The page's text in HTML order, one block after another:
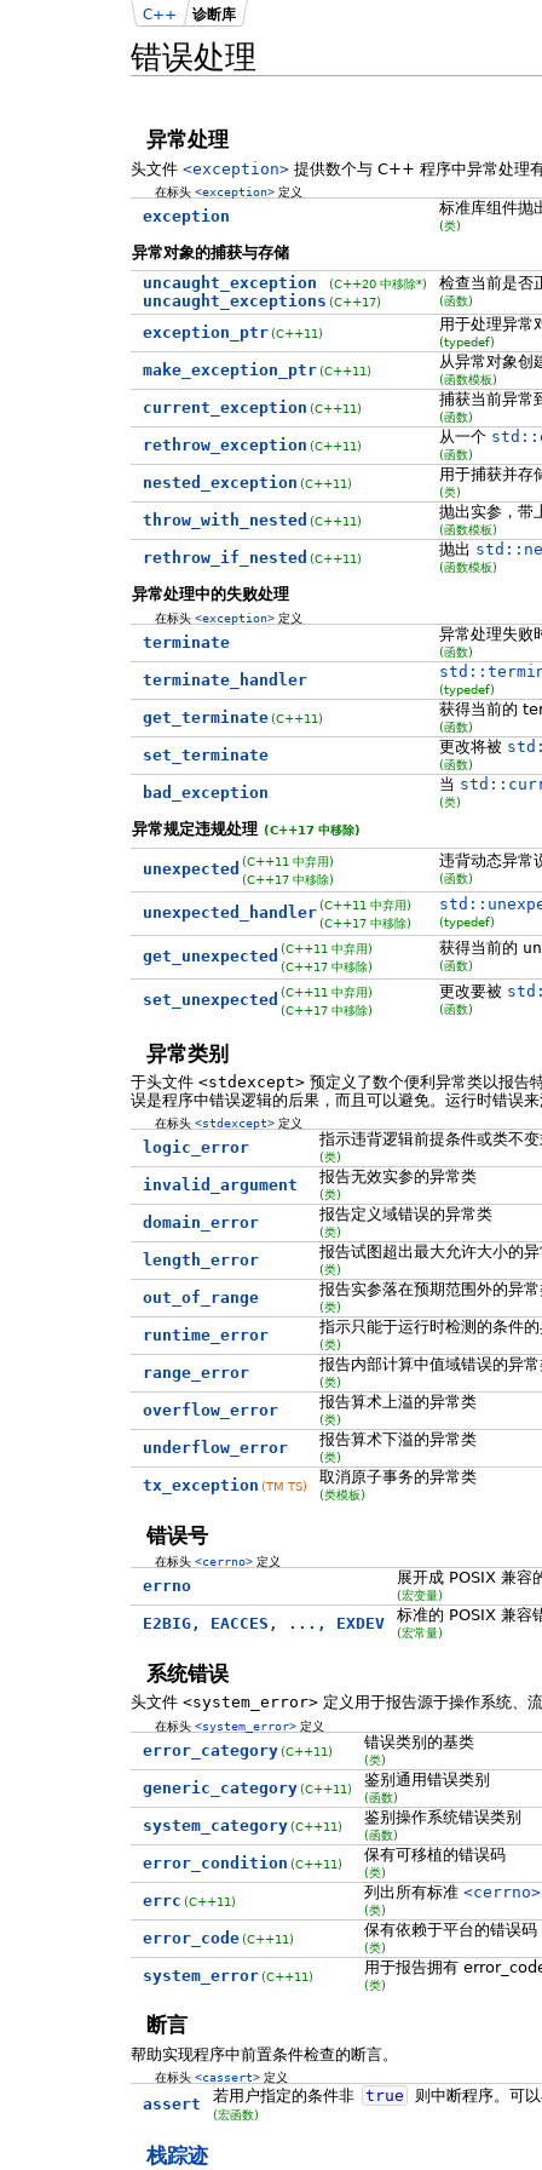
错误处理
C++ 诊断库
异常处理
头文件 <exception> 提供数个与 C++ 程序中异常处理
在标头<exception> 定义
exception 标准库组件抛
(类)
异常对象的捕获与存储
uncaught_exception
uncaught_exceptions
(C++20 中移除*)
(C++17)
检查当前是否
(函数)
exception_ptr (C++11) 用于处理异常
(typedef)
make_exception_ptr (C++11) 从异常对象创
(函数模板)
current_exception (C++11) 捕获当前异常
(函数)
rethrow_exception (C++11) 从一个
(函数)
nested_exception (C++11) 用于捕获并存
(类)
throw_with_nested (C++11) 抛出实参，带
(函数模板)
rethrow_if_nested (C++11) 抛出
(函数模板)
异常处理中的失败处理
在标头<exception> 定义
terminate 异常处理失败
(函数)
terminate_handler (typedef)
get_terminate (C++11) 获得当前的
(函数)
set_terminate 更改将被
(函数)
bad_exception 当
(类)
异常规定违规处理 (C++17 中移除)
unexpected (C++11 中弃用)
(C++17 中移除)
违背动态异常
(函数)
unexpected_handler (C++11 中弃用)
(C++17 中移除)
(typedef)
get_unexpected (C++11 中弃用)
(C++17 中移除)
获得当前的
(函数)
set_unexpected (C++11 中弃用)
(C++17 中移除)
更改要被
(函数)
异常类别
于头文件 <stdexcept> 预定义了数个便利异常类以报告
误是程序中错误逻辑的后果，而且可以避免。运行时错误
在标头<stdexcept> 定义
logic_error 指示违背逻辑前提条件或类不
(类)
invalid_argument 报告无效实参的异常类
(类)
domain_error 报告定义域错误的异常类
(类)
length_error 报告试图超出最大允许大小的
(类)
out_of_range 报告实参落在预期范围外的异常
(类)
runtime_error 指示只能于运行时检测的条件
(类)
range_error 报告内部计算中值域错误的异常
(类)
overflow_error 报告算术上溢的异常类
(类)
underflow_error 报告算术下溢的异常类
(类)
tx_exception (TM TS) 取消原子事务的异常类
(类模板)
错误号
在标头<cerrno> 定义
errno 展开成 POSIX 兼容
(宏变量)
E2BIG, EACCES, ..., EXDEV 标准的 POSIX 兼容
(宏常量)
系统错误
头文件 <system_error> 定义用于报告源于操作系统、
在标头<system_error> 定义
error_category (C++11) 错误类别的基类
(类)
generic_category (C++11) 鉴别通用错误类别
(函数)
system_category (C++11) 鉴别操作系统错误类别
(函数)
error_condition (C++11) 保有可移植的错误码
(类)
errc (C++11) 列出所有标准 <cerrno>
(类)
error_code (C++11) 保有依赖于平台的错误码
(类)
system_error (C++11) 用于报告拥有
(类)
断言
帮助实现程序中前置条件检查的断言。
在标头<cassert> 定义
assert 若用户指定的条件非 true 则中断程序。可
(宏函数)
栈踪迹